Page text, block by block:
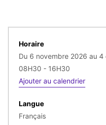
Horaire
du 6 novembre 2026 au
08H30 - 16H30
Ajouter au calendrier
Langue
Français